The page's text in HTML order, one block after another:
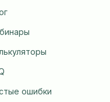
ошибки